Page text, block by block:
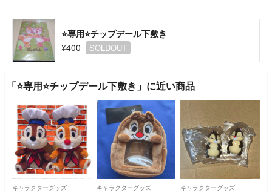
⭐️専用⭐️チップデール下敷き
¥400
SOLDOUT
「⭐️専用⭐️チップデール下敷き」に近い商品
キャラクターグッズ キャラクターグッズ キャラクターグッズ